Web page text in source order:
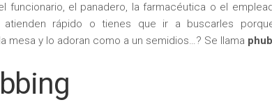
funcionario, el panadero, la farmacéutica o el
rápido o tienes que ir a buscarles
mesa y lo adoran como a un semidios…? Se llama